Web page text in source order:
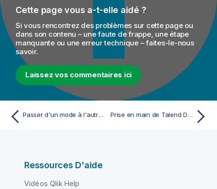
Cette page vous a-t-elle aidé ?
Si vous rencontrez des problèmes sur cette page ou
dans son contenu – une faute de frappe, une étape
manquante ou une erreur technique – faites-le-nous
savoir.
Laissez vos commentaires ici
Passer d'un mode à l'autre, d'une distribution à l'autre ou d'un environnement à l'autre avec Spark Universal Prise en main de Talend Data Quality
Ressources D'aide
Vidéos Qlik Help